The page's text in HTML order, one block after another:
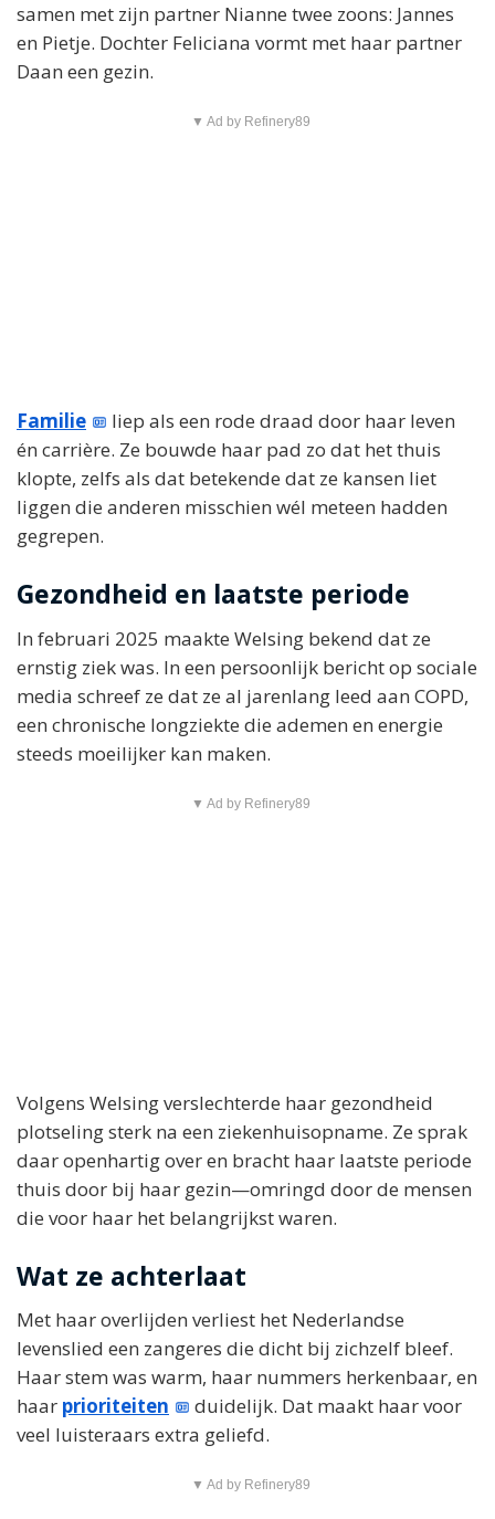
samen met zijn partner Nianne twee zoons: Jannes
en Pietje. Dochter Feliciana vormt met haar partner
Daan een gezin.
▼ Ad by Refinery89
Familie
liep als een rode draad door haar leven
én carrière. Ze bouwde haar pad zo dat het thuis
klopte, zelfs als dat betekende dat ze kansen liet
liggen die anderen misschien wél meteen hadden
gegrepen.
Gezondheid en laatste periode
In februari 2025 maakte Welsing bekend dat ze
ernstig ziek was. In een persoonlijk bericht op sociale
media schreef ze dat ze al jarenlang leed aan COPD,
een chronische longziekte die ademen en energie
steeds moeilijker kan maken.
▼ Ad by Refinery89
Volgens Welsing verslechterde haar gezondheid
plotseling sterk na een ziekenhuisopname. Ze sprak
daar openhartig over en bracht haar laatste periode
thuis door bij haar gezin—omringd door de mensen
die voor haar het belangrijkst waren.
Wat ze achterlaat
Met haar overlijden verliest het Nederlandse
levenslied een zangeres die dicht bij zichzelf bleef.
Haar stem was warm, haar nummers herkenbaar, en
haar prioriteiten
duidelijk. Dat maakt haar voor
veel luisteraars extra geliefd.
▼ Ad by Refinery89